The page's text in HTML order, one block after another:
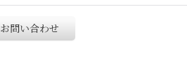
お問い合わせ